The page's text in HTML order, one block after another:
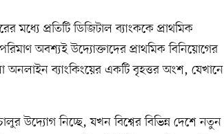
মধ্যে প্রতিটি ডিজিটাল ব্যাংককে প্রাথমিক
অবশ্যই উদ্যোক্তাদের প্রাথমিক বিনিয়োগের
অনলাইন ব্যাংকিংয়ের একটি বৃহত্তর অংশ, যেখানে
উদ্যোগ নিচ্ছে, যখন বিশ্বের বিভিন্ন দেশে নতুন